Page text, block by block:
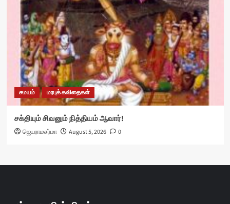
சமயம் மரபுக் கவிதைகள்
சக்தியும் சிவனும் நித்தியம் ஆவார்!
ஜெயராமசர்மா August 5, 2026 0